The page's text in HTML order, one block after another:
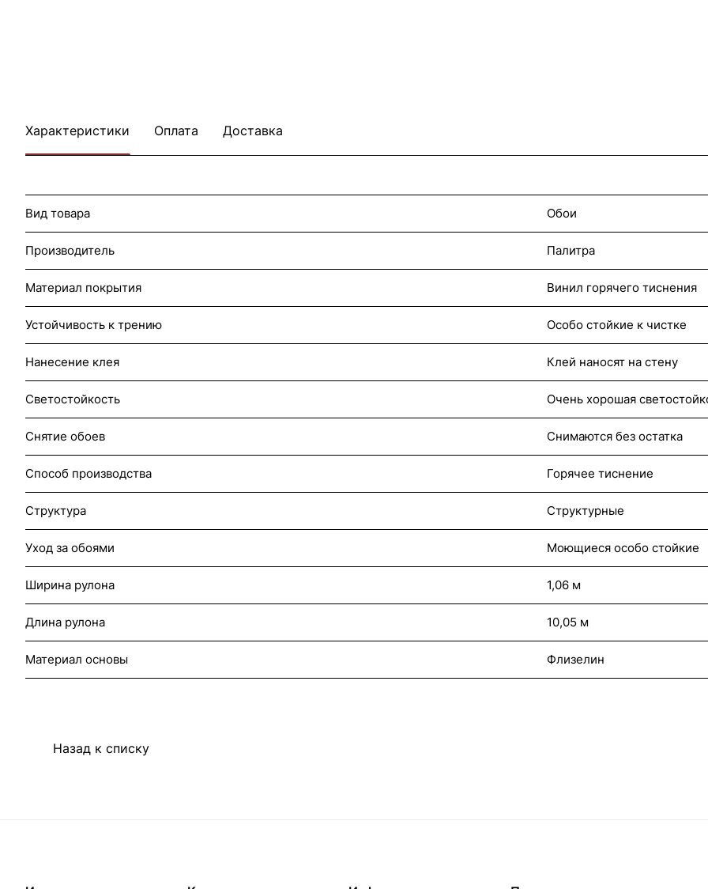
Характеристики Оплата Доставка
Вид товара Обои
Производитель Палитра
Материал покрытия Винил горячего тиснения
Устойчивость к трению Особо стойкие к чистке
Нанесение клея Клей наносят на стену
Светостойкость Очень хорошая
Снятие обоев Снимаются без остатка
Способ производства Горячее тиснение
Структура Структурные
Уход за обоями Моющиеся особо стойкие
Ширина рулона 1,06 м
Длина рулона 10,05 м
Материал основы Флизелин
Назад к списку